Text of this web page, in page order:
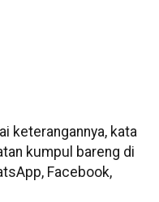
keterangannya, kata
kumpul bareng di
Facebook,